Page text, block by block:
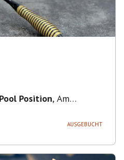
Position, Am
AUSGEBUCHT